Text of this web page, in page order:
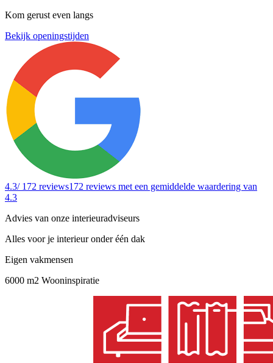
Kom gerust even langs
Bekijk openingstijden
4.3/ 172 reviews172 reviews met een gemiddelde waardering van
4.3
Advies van onze interieuradviseurs
Alles voor je interieur onder één dak
Eigen vakmensen
6000 m2 Wooninspiratie